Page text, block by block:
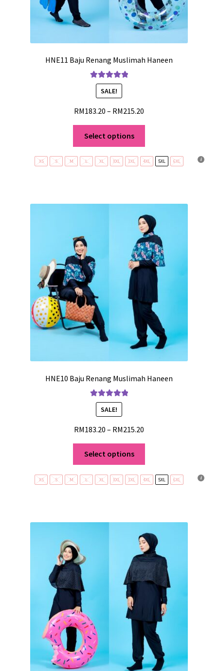
HNE11 Baju Renang Muslimah Haneen
Rated5.00
out of 5
SALE!
RM183.20 – RM215.20
Select options
XS S M L XL XXL 3XL 4XL 5XL 6XL
HNE10 Baju Renang Muslimah Haneen
Rated5.00
out of 5
SALE!
RM183.20 – RM215.20
Select options
XS S M L XL XXL 3XL 4XL 5XL 6XL